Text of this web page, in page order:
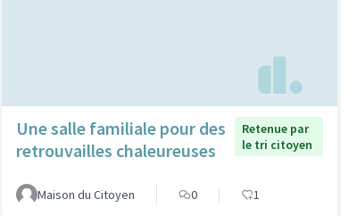
Une salle familiale pour des
retrouvailles chaleureuses
Retenue par
le tri citoyen
Maison du Citoyen 0 1